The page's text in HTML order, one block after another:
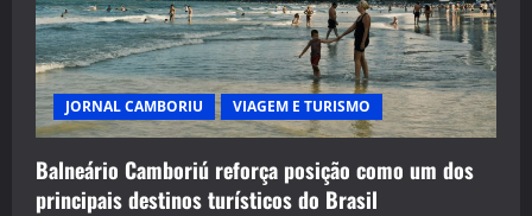
JORNAL CAMBORIU VIAGEM E TURISMO
Balneário Camboriú reforça posição como um dos
principais destinos turísticos do Brasil